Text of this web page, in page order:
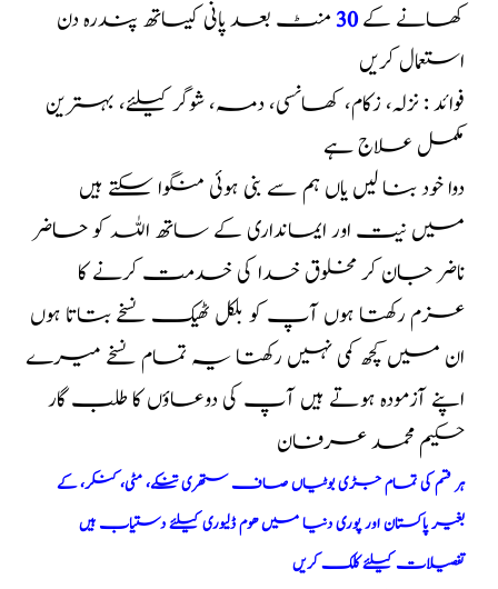
کھانے کے30منٹ بعد پانی کیساتھ پندرہ دن
استعمال کریں
فوائد : نزلہ، زکام، کھانسی، دمہ، شوگر کیلئے، بہترین
مکمل علاج ہے
دوا خود بنا لیں یاں ہم سے بنی ہوئی منگوا سکتے ہیں
میں نیت اور ایمانداری کے ساتھ اللہ کو حاضر
ناضر جان کر مخلوق خدا کی خدمت کرنے کا
عزم رکھتا ہوں آپ کو بلکل ٹھیک نسخے بتاتا ہوں
ان میں کچھ کمی نہیں رکھتا یہ تمام نسخے میرے
اپنے آزمودہ ہوتے ہیں آپ کی دوعاؤں کا طلب گار
حکیم محمد عرفان
ہر قسم کی تمام جڑی بوٹیاں صاف ستھری تنکے، مٹی، کنکر، کے
بغیر پاکستان اور پوری دنیا میں ھوم ڈلیوری کیلئے دستیاب ہیں
تفصیلات کیلئے کلک کریں